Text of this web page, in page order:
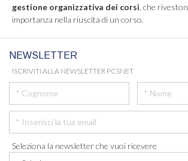
gestione organizzativa dei corsi , che
importanza nella riuscita di un corso.
NEWSLETTER
ISCRIVITI ALLA NEWSLETTER PCSNET
Seleziona la newsletter che vuoi ricevere